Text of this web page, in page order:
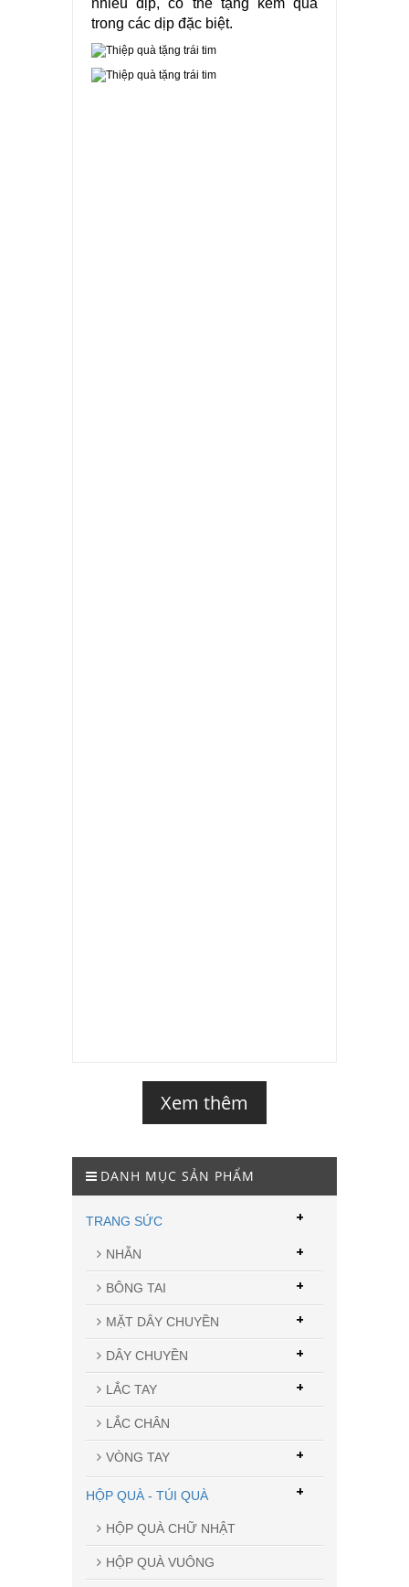
trong các dịp đặc biệt.
Xem thêm
DANH MỤC SẢN PHẨM
TRANG SỨC
NHẪN +
BÔNG TAI +
MẶT DÂY CHUYỀN +
DÂY CHUYỀN +
LẮC TAY +
LẮC CHÂN
VÒNG TAY +
+
HỘP QUÀ - TÚI QUÀ
HỘP QUÀ CHỮ NHẬT
HỘP QUÀ VUÔNG
+